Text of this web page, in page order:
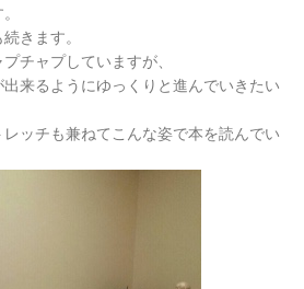
きます。
チャプしていますが、
来るようにゆっくりと進んでいきたい
ッチも兼ねてこんな姿で本を読んでい